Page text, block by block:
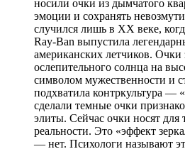
носили очки из дымчатого
эмоции и сохранять
случился лишь в XX веке,
Ray-Ban выпустила
американских летчиков. Очки
ослепительного солнца на
символом мужественности и
подхватила контркультура —
сделали темные очки
элиты. Сейчас очки носят для
реальности. Это «эффект
— нет. Психологи называют